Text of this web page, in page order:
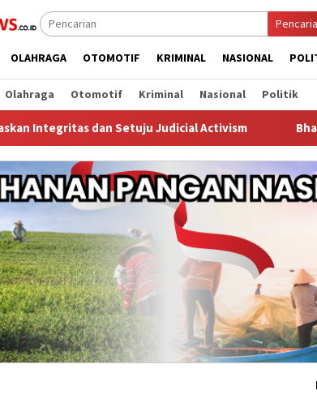
OLAHRAGA OTOMOTIF KRIMINAL NASIONAL
Olahraga Otomotif Kriminal Nasional Politik
Setuju Judicial Activism Bhabinkamtibmas